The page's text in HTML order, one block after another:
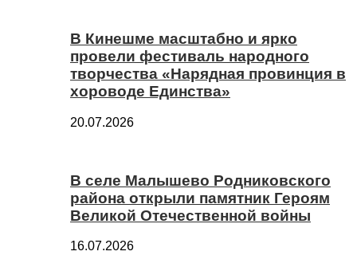
В Кинешме масштабно и ярко
провели фестиваль народного
творчества «Нарядная провинция в
хороводе Единства»
20.07.2026
В селе Малышево Родниковского
района открыли памятник Героям
Великой Отечественной войны
16.07.2026